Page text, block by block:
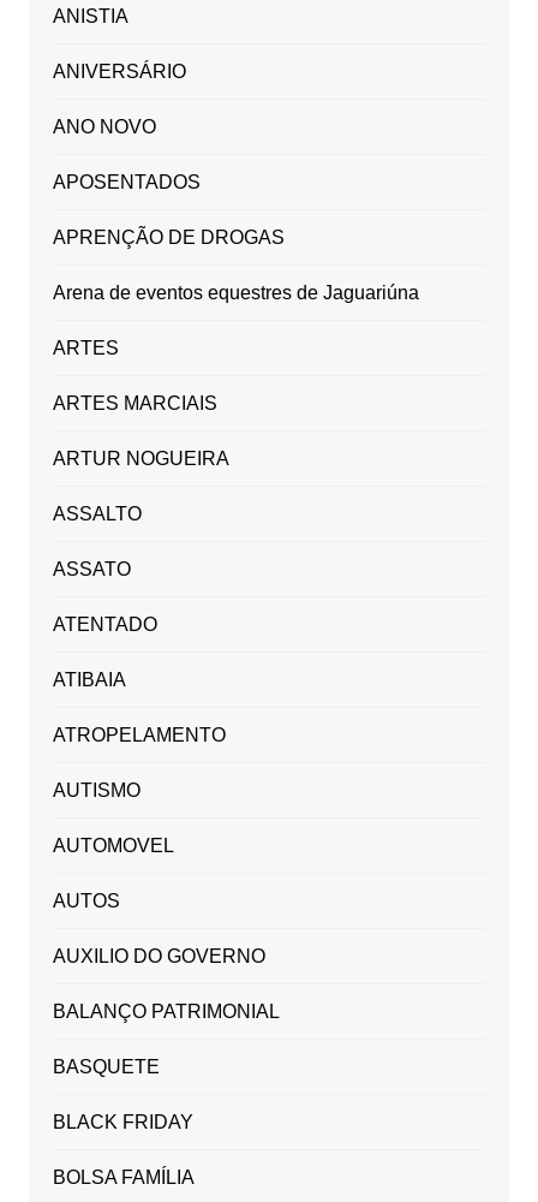
ANISTIA
ANIVERSÁRIO
ANO NOVO
APOSENTADOS
APRENÇÃO DE DROGAS
Arena de eventos equestres de Jaguariúna
ARTES
ARTES MARCIAIS
ARTUR NOGUEIRA
ASSALTO
ASSATO
ATENTADO
ATIBAIA
ATROPELAMENTO
AUTISMO
AUTOMOVEL
AUTOS
AUXILIO DO GOVERNO
BALANÇO PATRIMONIAL
BASQUETE
BLACK FRIDAY
BOLSA FAMÍLIA